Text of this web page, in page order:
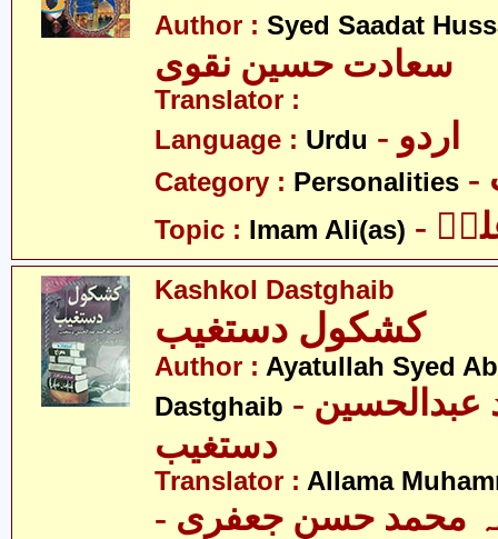
Author : Syed Saadat
سعادت حسین نقوی
Translator :
Language : Urdu - اردو
Category : Personalities
Topic : Imam Ali(as)
Kashkol Dastghaib
کشکول دستغیب
Author : Ayatullah Syed
Dastghaib - آیت اللہ سید عبدالحسین
دستغیب
Translator : Allama
محمد حسن جعفری